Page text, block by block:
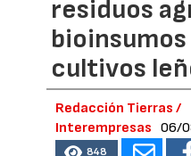
residuos
bioinsumos
cultivos
Redacción Tierras /
Interempresas
06/
848